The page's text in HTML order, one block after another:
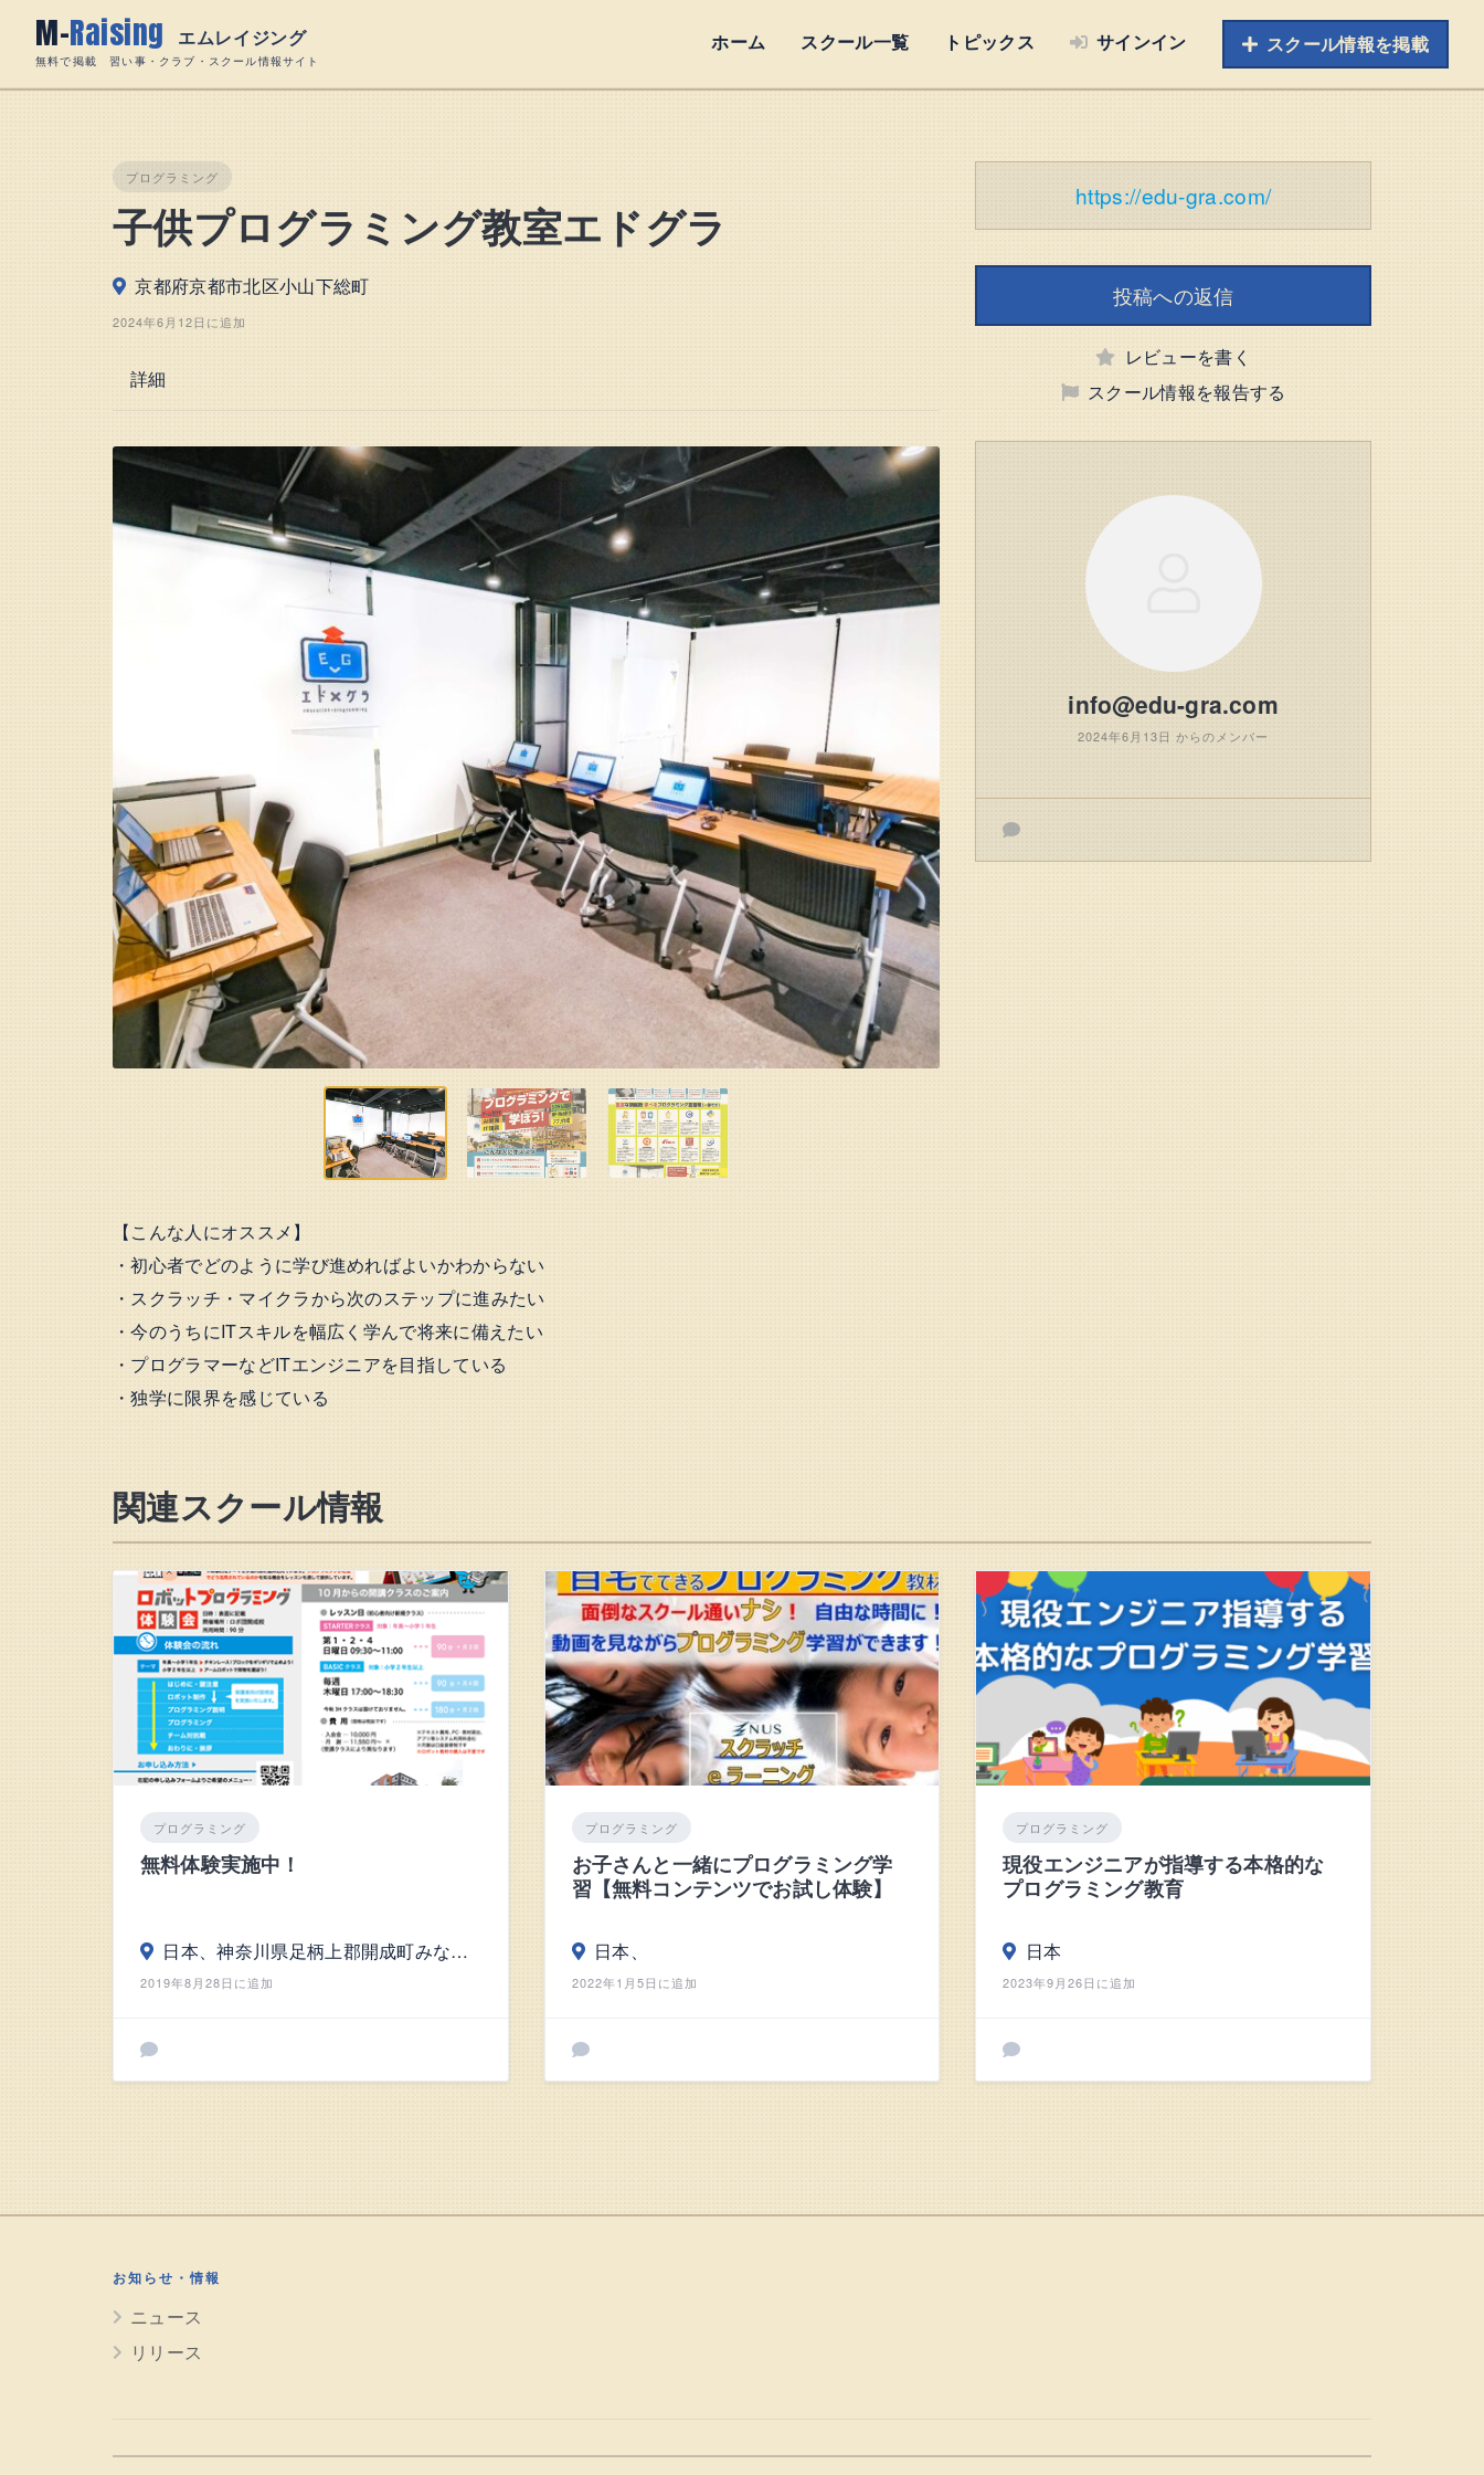
content
M-Raising エムレイジング
無料で掲載 習い事・クラブ・スクール情報サイト
ホーム スクール一覧 トピックス サインイン スクール情報を掲載
プログラミング
子供プログラミング教室エドグラ
京都府京都市北区小山下総町
2024年6月12日に追加
詳細
【こんな人にオススメ】
・初心者でどのように学び進めればよいかわからない
・スクラッチ・マイクラから次のステップに進みたい
・今のうちにITスキルを幅広く学んで将来に備えたい
・プログラマーなどITエンジニアを目指している
・独学に限界を感じている
https://edu-gra.com/
投稿への返信
レビューを書く
スクール情報を報告する
info@edu-gra.com
2024年6月13日 からのメンバー
関連スクール情報
プログラミング
無料体験実施中！
日本、神奈川県足柄上郡開成町みなみ5丁目4番地17
2019年8月28日に追加
プログラミング
お子さんと一緒にプログラミング学
習【無料コンテンツでお試し体験】
日本、
2022年1月5日に追加
プログラミング
現役エンジニアが指導する本格的な
プログラミング教育
日本
2023年9月26日に追加
お知らせ・情報
ニュース
リリース